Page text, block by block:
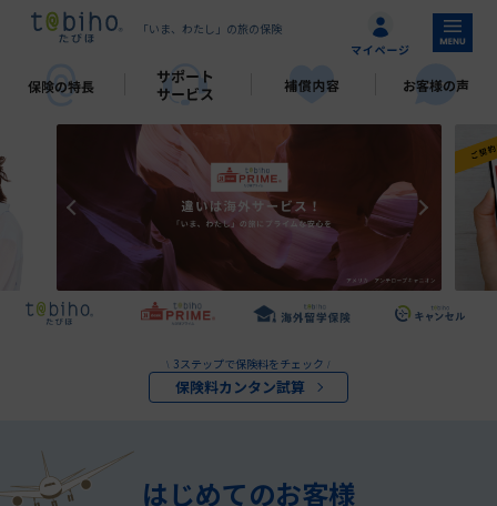
「いま、わたし」の旅の保険
\ 3ステップで保険料をチェック
保険料カンタン試算
はじめてのお客様